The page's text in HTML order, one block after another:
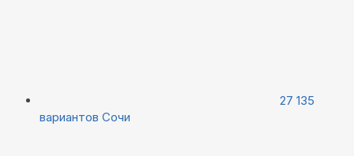
27 135
вариантов Сочи